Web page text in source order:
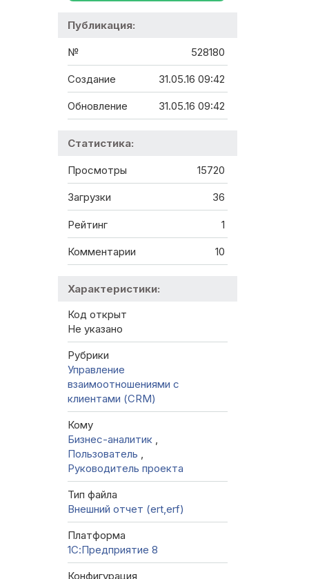
Публикация:
№ 528180
Создание 31.05.16 09:42
Обновление 31.05.16 09:42
Статистика:
Просмотры 15720
Загрузки 36
Рейтинг 1
Комментарии 10
Характеристики:
Код открыт
Не указано
Рубрики
Управление
взаимоотношениями с
клиентами (CRM)
Кому
Бизнес-аналитик ,
Пользователь ,
Руководитель проекта
Тип файла
Внешний отчет (ert,erf)
Платформа
1С:Предприятие 8
Конфигурация